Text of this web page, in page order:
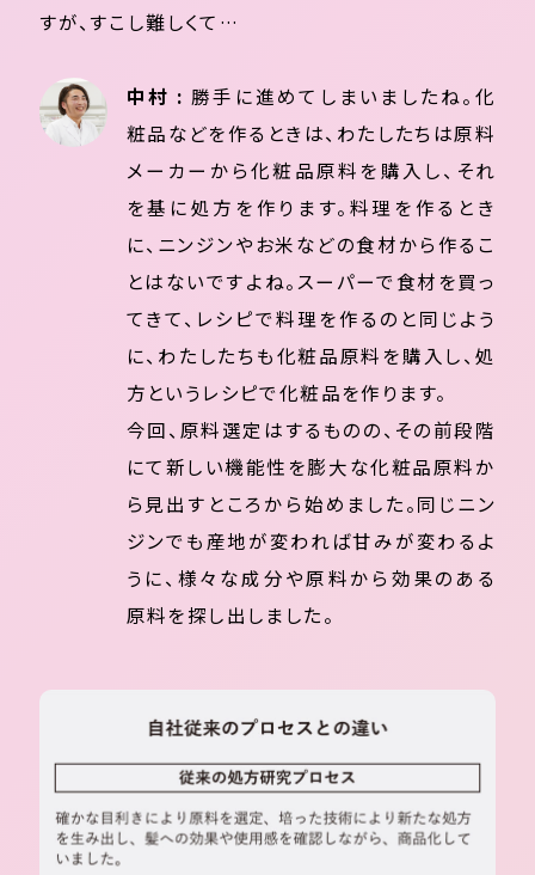
すが、すこし難しくて…
中村 : 勝手に進めてしまいましたね。化
粧品などを作るときは、わたしたちは原料
メーカーから化粧品原料を購入し、それ
を基に処方を作ります。料理を作るとき
に、ニンジンやお米などの食材から作るこ
とはないですよね。スーパーで食材を買っ
てきて、レシピで料理を作るのと同じよう
に、わたしたちも化粧品原料を購入し、処
方というレシピで化粧品を作ります。
今回、原料選定はするものの、その前段階
にて新しい機能性を膨大な化粧品原料か
ら見出すところから始めました。同じニン
ジンでも産地が変われば甘みが変わるよ
うに、様々な成分や原料から効果のある
原料を探し出しました。